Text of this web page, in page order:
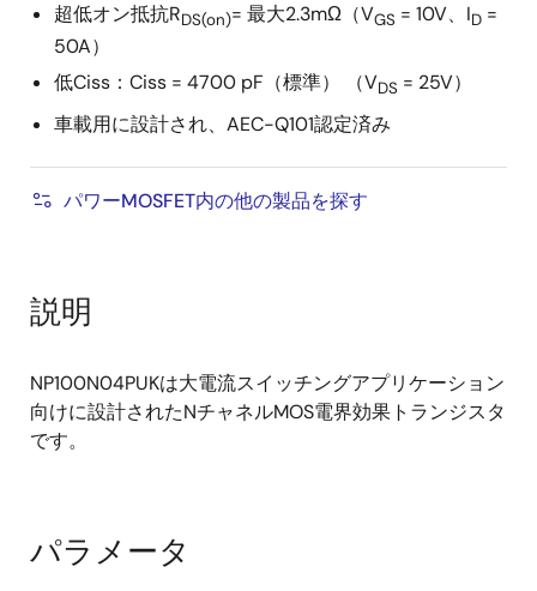
超低オン抵抗RDS(on)= 最大2.3mΩ（VGS = 10V、ID =
50A）
低Ciss：Ciss = 4700 pF（標準） （VDS = 25V）
車載用に設計され、AEC-Q101認定済み
パワーMOSFET内の他の製品を探す
説明
NP100N04PUKは大電流スイッチングアプリケーション
向けに設計されたNチャネルMOS電界効果トランジスタ
です。
パラメータ